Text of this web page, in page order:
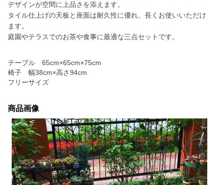
デザインが空間に上品さを添えます。
タイル仕上げの天板と座面は耐久性に優れ、長くお使いいただけ
ます。
庭園やテラスでのお茶や食事に最適な三点セットです。
テーブル 65cm×65cm×75cm
椅子 幅38cm×高さ94cm
フリーサイズ
商品画像